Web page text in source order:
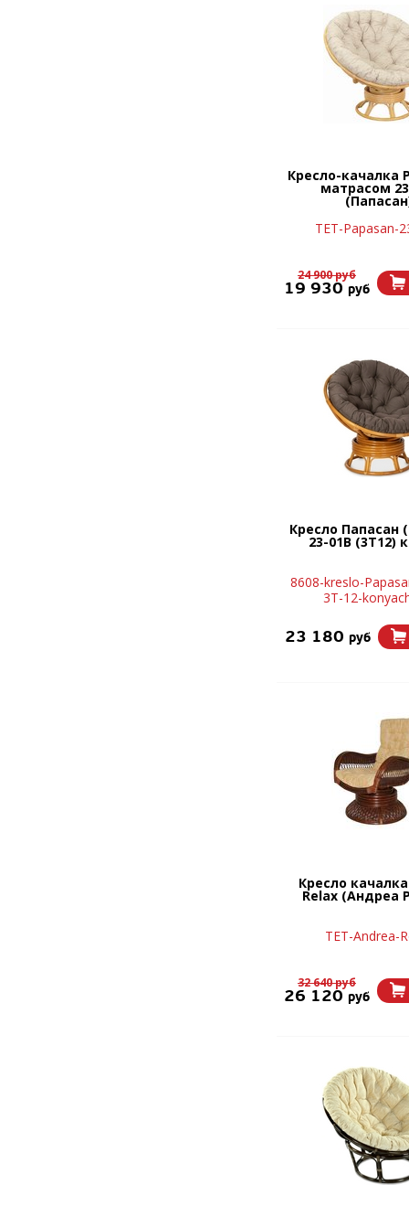
Кресло-качалка
матрасом
TET-Papasan-
24 900 руб
19 930руб
Кресло Папасан
23-01B (3T12)
8608-kreslo-
3T-12-
23 180 руб
Кресло
Relax (Андреа
TET-Andrea-
32 640 руб
26 120руб